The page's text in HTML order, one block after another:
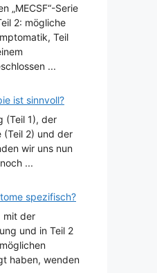
„MECSF“-Serie
2: mögliche
Teil
...
ist sinnvoll?
(Teil 1), der
(Teil 2) und der
wir uns nun
...
spezifisch?
mit der
und in Teil 2
haben, wenden